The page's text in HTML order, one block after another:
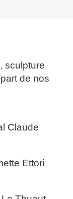
sculpture
de nos
Claude
Ettori